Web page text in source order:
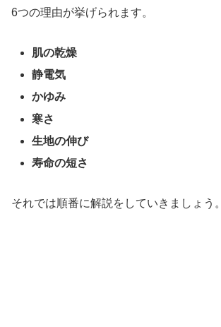
6つの理由が挙げられます。
肌の乾燥
静電気
かゆみ
寒さ
生地の伸び
寿命の短さ
それでは順番に解説をしていきましょう。